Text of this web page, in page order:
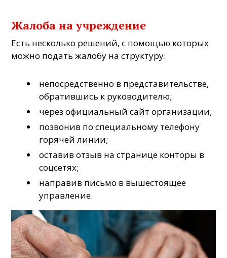
Жалоба на учреждение
Есть несколько решений, с помощью которых
можно подать жалобу на структуру:
непосредственно в представительстве,
обратившись к руководителю;
через официальный сайт организации;
позвонив по специальному телефону
горячей линии;
оставив отзыв на странице конторы в
соцсетях;
направив письмо в вышестоящее
управление.